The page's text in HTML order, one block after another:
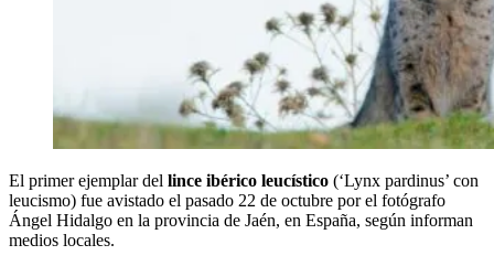
El primer ejemplar del lince ibérico leucístico (‘Lynx pardinus’ con
leucismo) fue avistado el pasado 22 de octubre por el fotógrafo
Ángel Hidalgo en la provincia de Jaén, en España, según informan
medios locales.